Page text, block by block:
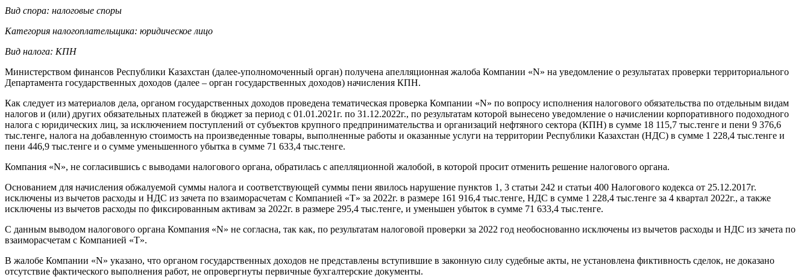
Вид спора: налоговые споры
Категория налогоплательщика: юридическое лицо
Вид налога: КПН
Министерством финансов Республики Казахстан (далее-уполномоченный орган) получена апелляционная жалоба Компании «N» на уведомление о результатах проверки территориального
Департамента государственных доходов (далее – орган государственных доходов) начисления КПН.
Как следует из материалов дела, органом государственных доходов проведена тематическая проверка Компании «N» по вопросу исполнения налогового обязательства по отдельным видам
налогов и (или) других обязательных платежей в бюджет за период с 01.01.2021г. по 31.12.2022г., по результатам которой вынесено уведомление о начислении корпоративного подоходного
налога с юридических лиц, за исключением поступлений от субъектов крупного предпринимательства и организаций нефтяного сектора (КПН) в сумме 18 115,7 тыс.тенге и пени 9 376,6
тыс.тенге, налога на добавленную стоимость на произведенные товары, выполненные работы и оказанные услуги на территории Республики Казахстан (НДС) в сумме 1 228,4 тыс.тенге и
пени 446,9 тыс.тенге и о сумме уменьшенного убытка в сумме 71 633,4 тыс.тенге.
Компания «N», не согласившись с выводами налогового органа, обратилась с апелляционной жалобой, в которой просит отменить решение налогового органа.
Основанием для начисления обжалуемой суммы налога и соответствующей суммы пени явилось нарушение пунктов 1, 3 статьи 242 и статьи 400 Налогового кодекса от 25.12.2017г.
исключены из вычетов расходы и НДС из зачета по взаиморасчетам с Компанией «T» за 2022г. в размере 161 916,4 тыс.тенге, НДС в сумме 1 228,4 тыс.тенге за 4 квартал 2022г., а также
исключены из вычетов расходы по фиксированным активам за 2022г. в размере 295,4 тыс.тенге, и уменьшен убыток в сумме 71 633,4 тыс.тенге.
С данным выводом налогового органа Компания «N» не согласна, так как, по результатам налоговой проверки за 2022 год необоснованно исключены из вычетов расходы и НДС из зачета по
взаиморасчетам с Компанией «T».
В жалобе Компании «N» указано, что органом государственных доходов не представлены вступившие в законную силу судебные акты, не установлена фиктивность сделок, не доказано
отсутствие фактического выполнения работ, не опровергнуты первичные бухгалтерские документы.